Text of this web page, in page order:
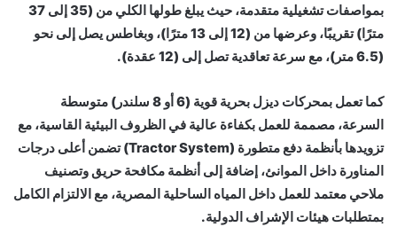
بمواصفات تشغيلية متقدمة، حيث يبلغ طولها الكلي من (35 إلى 37
مترًا) تقريبًا، وعرضها من (12 إلى 13 مترًا)، وبغاطس يصل إلى نحو
(6.5 متر)، مع سرعة تعاقدية تصل إلى (12 عقدة).
كما تعمل بمحركات ديزل بحرية قوية (6 أو 8 سلندر) متوسطة
السرعة، مصممة للعمل بكفاءة عالية في الظروف البيئية القاسية، مع
تزويدها بأنظمة دفع متطورة (Tractor System) تضمن أعلى درجات
المناورة داخل الموانئ، إضافة إلى أنظمة مكافحة حريق وتصنيف
ملاحي معتمد للعمل داخل المياه الساحلية المصرية، مع الالتزام الكامل
بمتطلبات هيئات الإشراف الدولية.